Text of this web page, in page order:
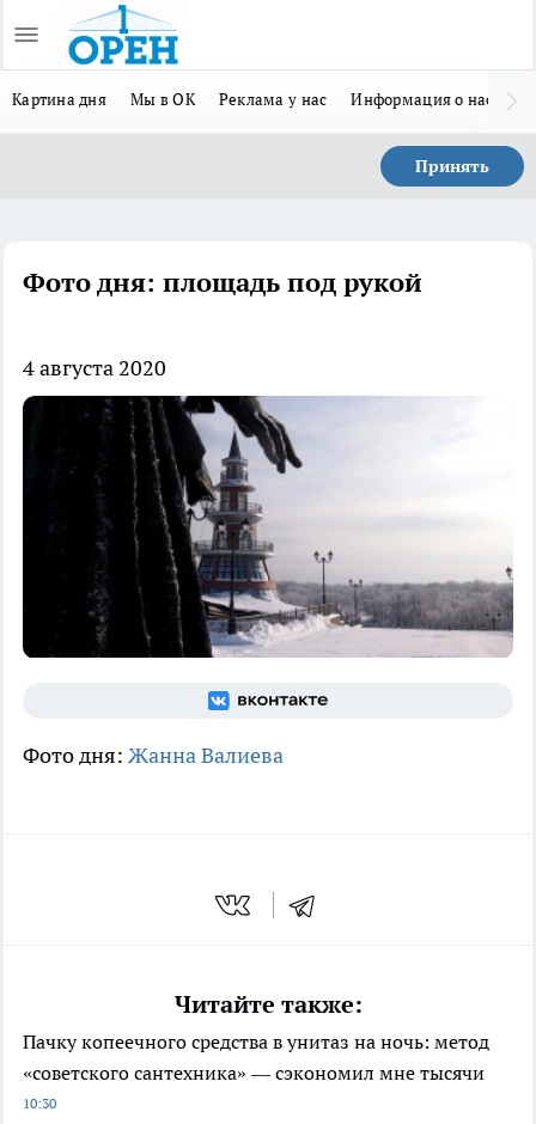
Картина дня Мы в ОК Реклама у нас Информация о нас
Принять
Фото дня: площадь под рукой
4 августа 2020
Фото дня: Жанна Валиева
Читайте также:
Пачку копеечного средства в унитаз на ночь: метод
«советского сантехника» — сэкономил мне тысячи
10:30